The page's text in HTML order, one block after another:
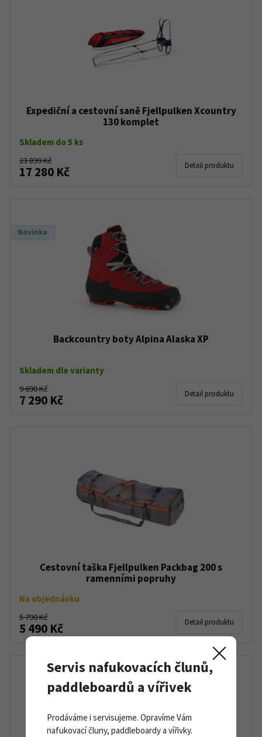
Expediční a cestovní saně Fjellpulken Xcountry
130 komplet
Skladem do 5 ks
23 899 Kč
17 280 Kč Detail produktu
Novinka
Backcountry boty Alpina Alaska XP
Skladem dle varianty
9 690 Kč
7 290 Kč Detail produktu
Cestovní taška Fjellpulken Packbag 200 s
ramenními popruhy
Na objednávku
5 790 Kč
5 490 Kč Detail produktu
Servis nafukovacích člunů,
paddleboardů a vířivek
Prodáváme i servisujeme. Opravíme Vám
nafukovací čluny, paddleboardy a vířivky.